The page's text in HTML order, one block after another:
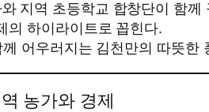
지역 초등학교 합창단이 함께
의 하이라이트로 꼽힌다.
어우러지는 김천만의 따뜻한
농가와 경제